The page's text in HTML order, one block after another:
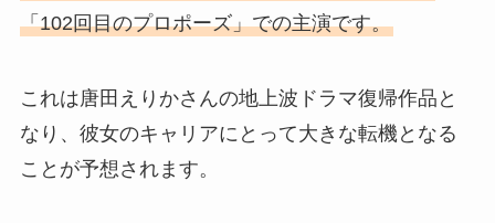
「102回目のプロポーズ」での主演です。
これは唐田えりかさんの地上波ドラマ復帰作品と
なり、彼女のキャリアにとって大きな転機となる
ことが予想されます。